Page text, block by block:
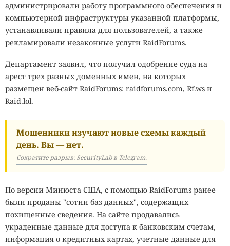
администрировали работу программного обеспечения и
компьютерной инфраструктуры указанной платформы,
устанавливали правила для пользователей, а также
рекламировали незаконные услуги RaidForums.
Департамент заявил, что получил одобрение суда на
арест трех разных доменных имен, на которых
размещен веб-сайт RaidForums: raidforums.com, Rf.ws и
Raid.lol.
Мошенники изучают новые схемы каждый
день. Вы — нет.
Сократите разрыв: SecurityLab в Telegram.
По версии Минюста США, с помощью RaidForums ранее
были проданы "сотни баз данных", содержащих
похищенные сведения. На сайте продавались
украденные данные для доступа к банковским счетам,
информация о кредитных картах, учетные данные для